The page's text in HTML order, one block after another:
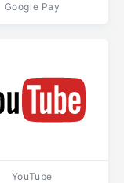
Google Pay
YouTube